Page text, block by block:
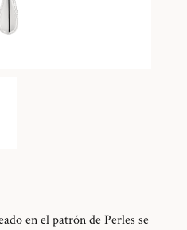
en el patrón de Perles se